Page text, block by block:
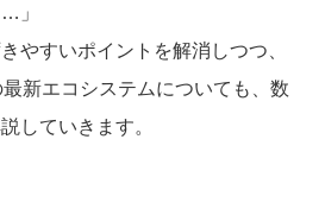
」
やすいポイントを解消しつつ、
新エコシステムについても、数
していきます。